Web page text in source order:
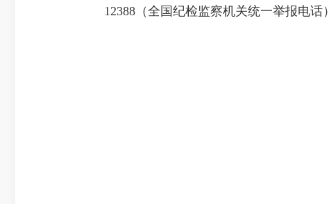
12388（全国纪检监察机关统一举报电话）